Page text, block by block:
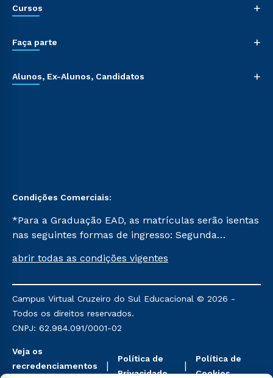
Cursos +
Faça parte +
Alunos, Ex-Alunos, Candidatos +
Condições Comerciais:
*Para a Graduação EAD, as matrículas serão isentas
nas seguintes formas de ingresso: Segunda
Já para as demais, a taxa de matrícula será de R$
mencionadas são referentes aos cursos: Ensino
Religioso, Geografia para a Docência e Metodologia
do Ensino de História: Questões Atuais.
abrir todas as condições vigentes
Campus Virtual Cruzeiro do Sul Educacional © 2026 -
Todos os direitos reservados.
CNPJ: 62.984.091/0001-02
Veja os
recredenciamentos
Política de
Privacidade
Política de
Cookies